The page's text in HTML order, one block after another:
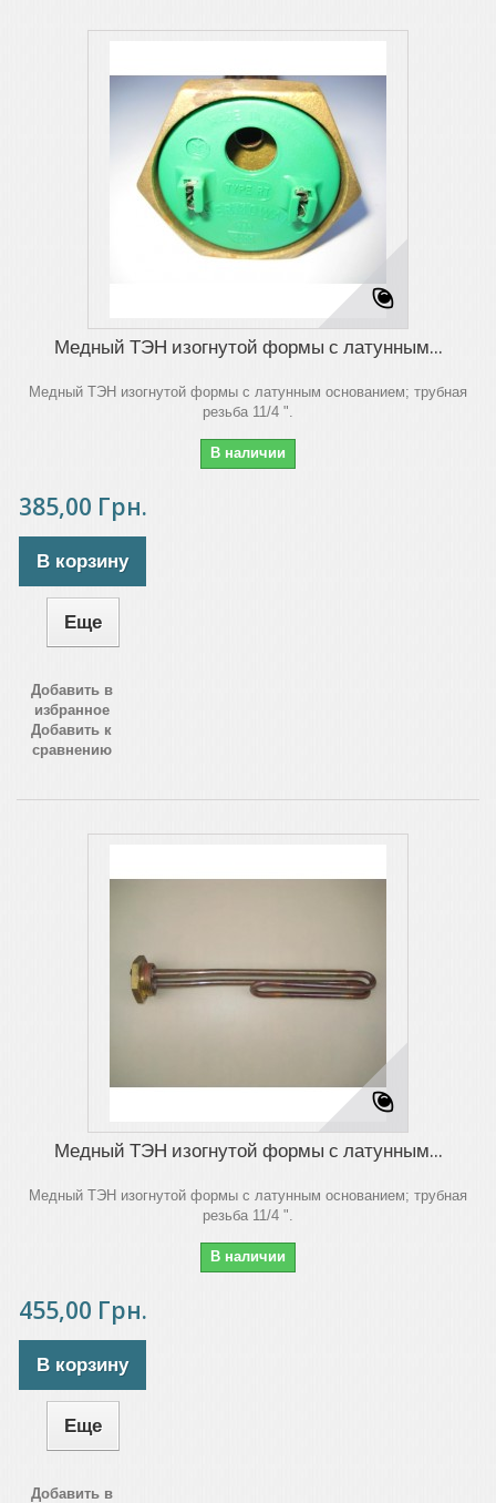
Медный ТЭН изогнутой формы с латунным...
Медный ТЭН изогнутой формы с латунным основанием; трубная
резьба 11/4 ".
В наличии
385,00 Грн.
В корзину
Еще
Добавить в
избранное
Добавить к
сравнению
Медный ТЭН изогнутой формы с латунным...
Медный ТЭН изогнутой формы с латунным основанием; трубная
резьба 11/4 ".
В наличии
455,00 Грн.
В корзину
Еще
Добавить в